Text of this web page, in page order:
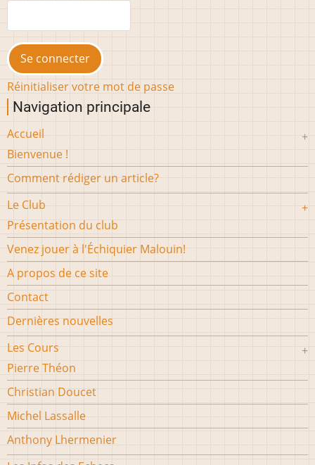
Réinitialiser votre mot de passe
Navigation principale
Accueil
Bienvenue !
Comment rédiger un article?
Le Club
Présentation du club
Venez jouer à l'Échiquier Malouin!
A propos de ce site
Contact
Dernières nouvelles
Les Cours
Pierre Théon
Christian Doucet
Michel Lassalle
Anthony Lhermenier